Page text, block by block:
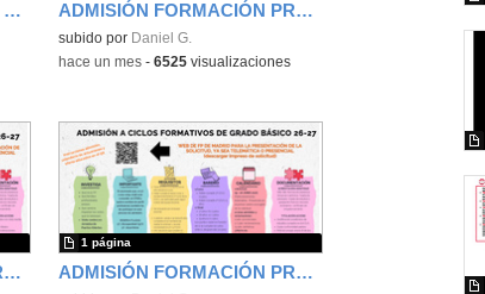
PÍLDORAS INFORMATIVAS SOBRE NUESTRAS ENSEÑANZAS - IES LUIS VIVES ADMISIÓN FORMACIÓN PROFESIONAL GRADO SUPERIOR IES LUIS VIVES
subido por Daniel G.
-hace un mes- 6525visualizaciones
ADMISIÓN FORMACIÓN PROFESIONAL GRADO MEDIO IES LUIS VIVES ADMISIÓN FORMACIÓN PROFESIONAL GRADO BÁSICO IES LUIS VIVES
1 página